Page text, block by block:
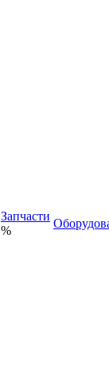
Запчасти
%